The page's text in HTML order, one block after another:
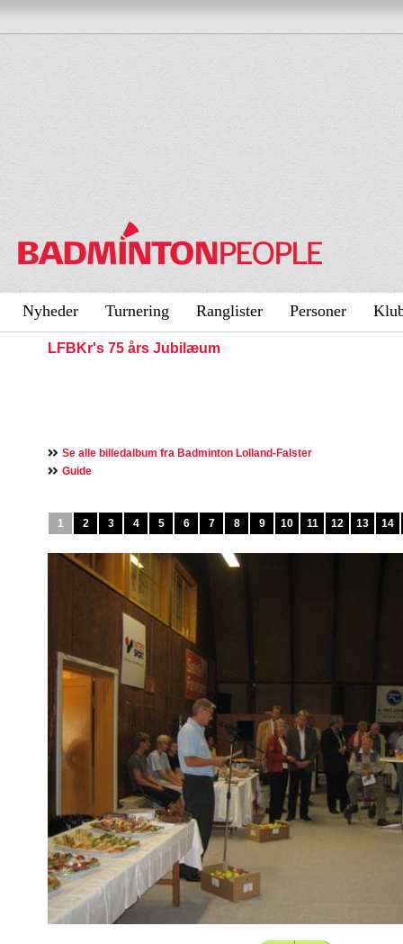
Nyheder Turnering Ranglister Personer
LFBKr's 75 års Jubilæum
Se alle billedalbum fra Badminton Lolland-Falster
Guide
1 2 3 4 5 6 7 8 9 10 11 12 13 14